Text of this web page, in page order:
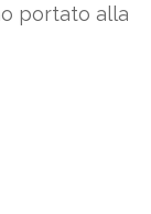
portato alla